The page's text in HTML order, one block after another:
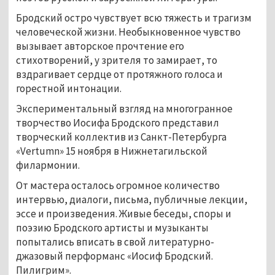
Бродский остро чувствует всю тяжесть и трагизм
человеческой жизни. Необыкновенное чувство
вызывает авторское прочтение его
стихотворений, у зрителя то замирает, то
вздрагивает сердце от протяжного голоса и
горестной интонации.
Экспериментальный взгляд на многогранное
творчество Иосифа Бродского представил
творческий коллектив из Санкт-Петербурга
«Vertumn» 15 ноября в Нижнетагильской
филармонии.
От мастера осталось огромное количество
интервью, диалоги, письма, публичные лекции,
эссе и произведения. Живые беседы, споры и
поэзию Бродского артисты и музыканты
попытались вписать в свой литературно-
джазовый перформанс «Иосиф Бродский.
Пилигрим».